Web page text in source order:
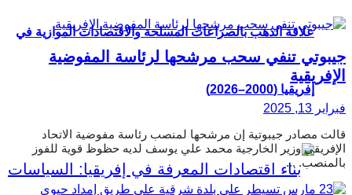
علاقة الذهب بالصراعات المسلحة والاقتصادات الموازية في
إفريقيا (2000–2026)
جيبوتي تنفي سحب مرشحها لرئاسة المفوضية
الإفريقية
فبراير 13, 2025
قالت مصادر جيبوتية إن مرشحها لمنصب رئاسة مفوضية الاتحاد
الإفريقي وزير الخارجية محمد علي يوسف لديه حظوظ قوية للفوز
بالمنصب. ...